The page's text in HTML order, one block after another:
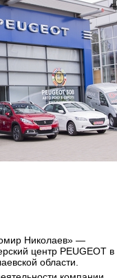
Николаев» —
центр PEUGEOT в
области.